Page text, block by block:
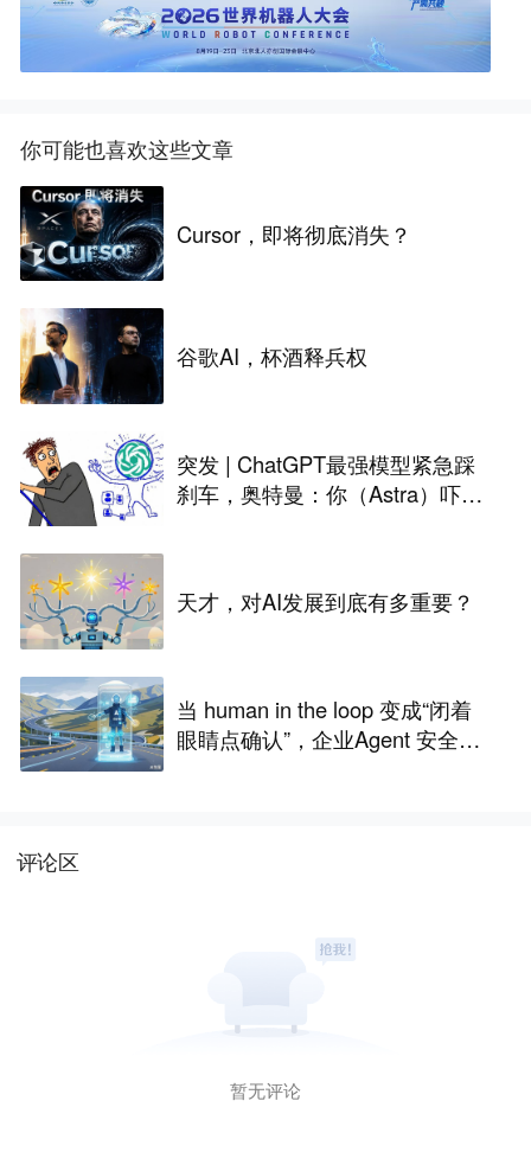
你可能也喜欢这些文章
Cursor，即将彻底消失？
谷歌AI，杯酒释兵权
突发 | ChatGPT最强模型紧急踩
刹车，奥特曼：你（Astra）吓到
天才，对AI发展到底有多重要？
当 human in the loop 变成“闭着
眼睛点确认”，企业Agent 安全还
评论区
暂无评论